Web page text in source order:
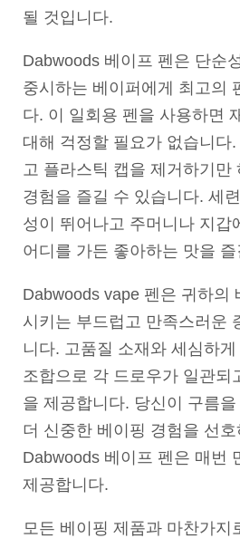
될 것입니다.
Dabwoods 베이프 펜은 단순
중시하는 베이퍼에게 최고의
다. 이 일회용 펜을 사용하면
대해 걱정할 필요가 없습니다
고 플라스틱 캡을 제거하기만
경험을 즐길 수 있습니다. 세
성이 뛰어나고 주머니나 지갑
어디를 가든 좋아하는 맛을
Dabwoods vape 펜은 귀하의
시키는 부드럽고 만족스러운
니다. 고품질 소재와 세심하
조합으로 각 드로우가 일관되
을 제공합니다. 당신이 구름
더 신중한 베이핑 경험을 선
Dabwoods 베이프 펜은 매번
제공합니다.
모든 베이핑 제품과 마찬가지